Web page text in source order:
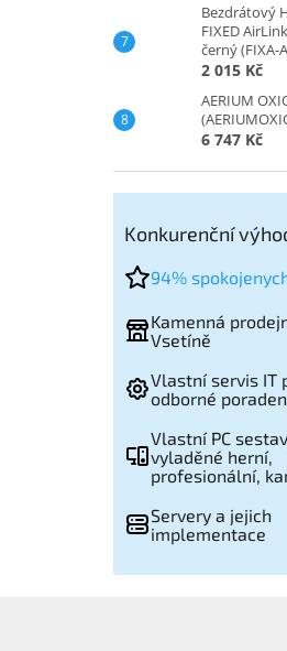
Bezdrátový
FIXED
černý (FIXA-
2 015 Kč
AERIUM
6 747 Kč
Konkurenční
94%
Kamenná
Vsetíně
Vlastní servis IT
odborné
Vlastní PC
vyladěné herní,
profesionální,
Servery a jejich
implementace